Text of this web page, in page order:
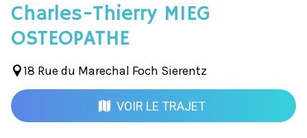
Charles-Thierry MIEG
OSTEOPATHE
18 Rue du Marechal Foch Sierentz
VOIR LE TRAJET